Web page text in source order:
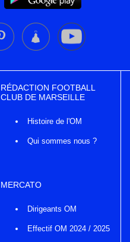
RÉDACTION FOOTBALL
CLUB DE MARSEILLE
Histoire de l'OM
Qui sommes nous ?
MERCATO
Dirigeants OM
Effectif OM 2024 / 2025